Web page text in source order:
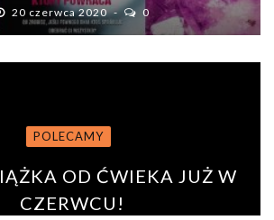
20 czerwca 2020
0
POLECAMY
OD ĆWIEKA JUŻ W
CZERWCU!